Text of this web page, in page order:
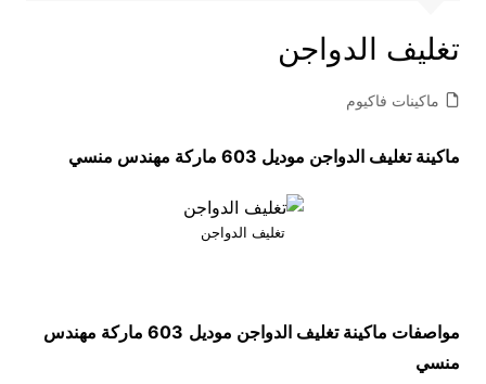
تغليف الدواجن
ماكينات فاكيوم
ماكينة تغليف الدواجن موديل 603 ماركة مهندس منسي
تغليف الدواجن
مواصفات ماكينةتغليف الدواجن موديل
603 ماركة مهندس
منسي